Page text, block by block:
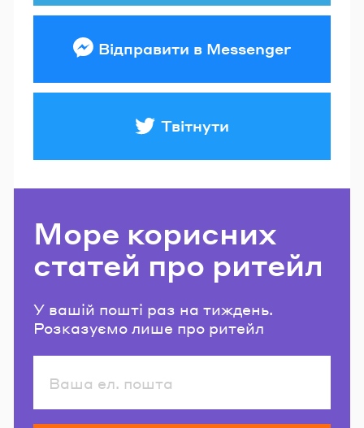
Відправити в Messenger
Твітнути
Море корисних
статей про ритейл
У вашій пошті раз на тиждень.
Розказуємо лише про ритейл